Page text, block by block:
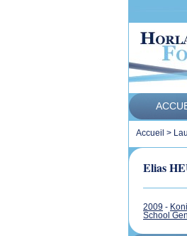
Accueil >
Elias
2009 -
School